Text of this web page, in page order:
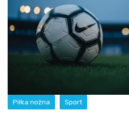
Piłka nożna Sport